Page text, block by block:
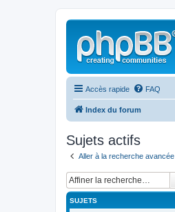
Accès rapide FAQ
Index du forum
Sujets actifs
Aller à la recherche avancée
SUJETS